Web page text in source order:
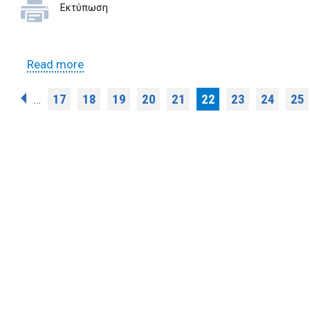
Εκτύπωση
Read moreabout Όροι Διακήρυξης για την
στην κεντρικού πλατεία Σέσκλου
Pages
… 17 18 19 20 21 22 23 24 25